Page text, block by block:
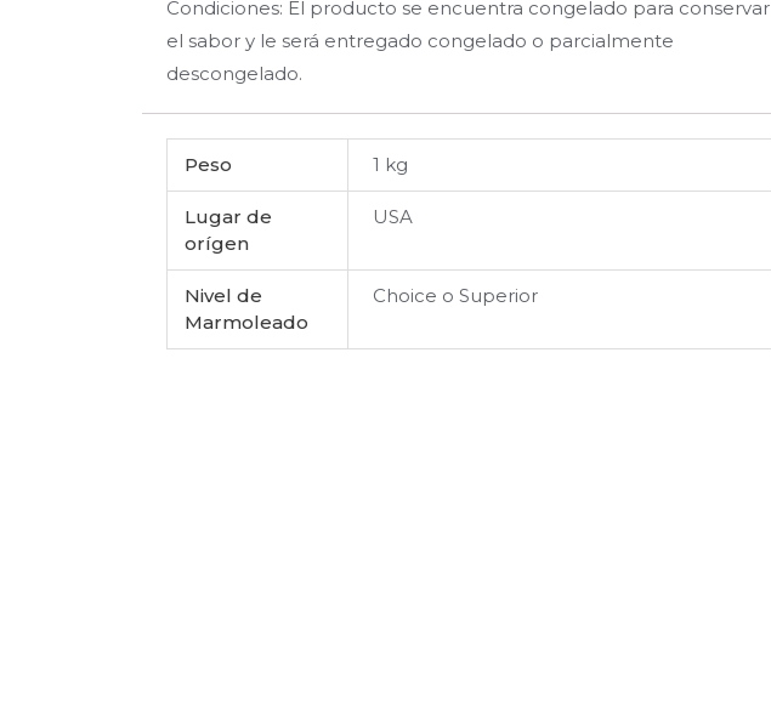
Condiciones: El producto se encuentra congelado para conservar
el sabor y le será entregado congelado o parcialmente
descongelado.
Peso 1 kg
Lugar de
orígen
USA
Nivel de
Marmoleado
Choice o Superior